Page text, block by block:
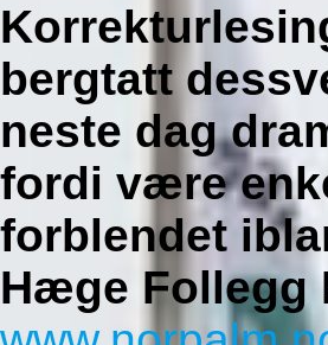
bergtatt
neste dag
fordi være
forblendet
Hæge Follegg